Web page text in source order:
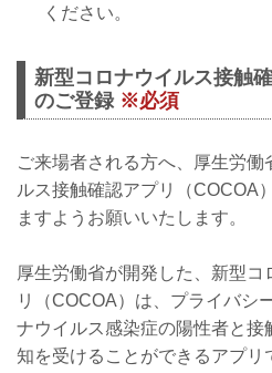
ください。
新型コロナウイルス接触
のご登録 ※必須
ご来場者される方へ、厚生労働
ルス接触確認アプリ（COCOA
ますようお願いいたします。
厚生労働省が開発した、新型
リ（COCOA）は、プライバシ
ナウイルス感染症の陽性者と接
知を受けることができるアプリ